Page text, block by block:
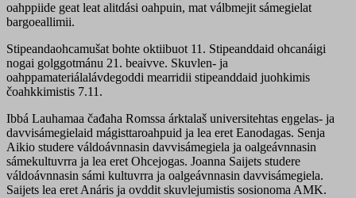
oahppiide geat leat alitdási oahpuin, mat válbmejit sámegielat
bargoeallimii.
Stipeandaohcamušat bohte oktiibuot 11. Stipeanddaid ohcanáigi
nogai golggotmánu 21. beaivve. Skuvlen- ja
oahppamateriálalávdegoddi mearridii stipeanddaid juohkimis
čoahkkimistis 7.11.
Ibbá Lauhamaa čađaha Romssa árktalaš universitehtas eŋgelas- ja
davvisámegielaid mágisttaroahpuid ja lea eret Eanodagas. Senja
Aikio studere váldoávnnasin davvisámegiela ja oalgeávnnasin
sámekultuvrra ja lea eret Ohcejogas. Joanna Saijets studere
váldoávnnasin sámi kultuvrra ja oalgeávnnasin davvisámegiela.
Saijets lea eret Anáris ja ovddit skuvlejumistis sosionoma AMK.